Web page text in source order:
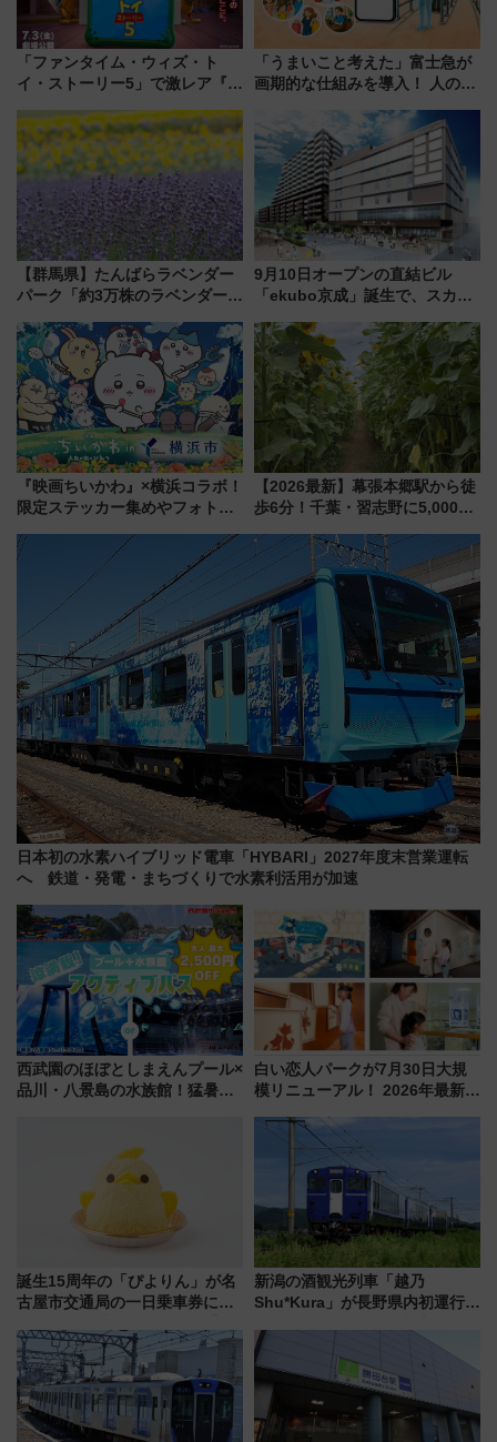
「ファンタイム・ウィズ・ト
イ・ストーリー5」で激レア『ロ
デコレーションも徹底解説
「うまいこと考えた」富士急が
画期的な仕組みを導入！ 人のか
【群馬県】たんばらラベンダー
パーク「約3万株のラベンダー」
で都心から約1時間半で夏の絶景
を！
9月10日オープンの直結ビル
「ekubo京成」誕生で、スカイ
新鎌ヶ谷はどう変わる？ 全テナ
ント情報も公開！
『映画ちいかわ』×横浜コラボ！
限定ステッカー集めやフォトス
いを満喫しよう（花火鑑賞会応
募は7/12まで！）
【2026最新】幕張本郷駅から徒
歩6分！千葉・習志野に5,000本
14日までの期間限定公開
日本初の水素ハイブリッド電車「HYBARI」2027年度末営業運転
へ 鉄道・発電・まちづくりで水素利活用が加速
西武園のほぼとしまえんプール×
品川・八景島の水族館！猛暑を
白い恋人パークが7月30日大規
模リニューアル！ 2026年最新の
と料金・アクセスを徹底解説
（札幌市）
誕生15周年の「ぴよりん」が名
古屋市交通局の一日乗車券に！
定1万5000枚】
新潟の酒観光列車「越乃
Shu*Kura」が長野県内初運行！
別企画